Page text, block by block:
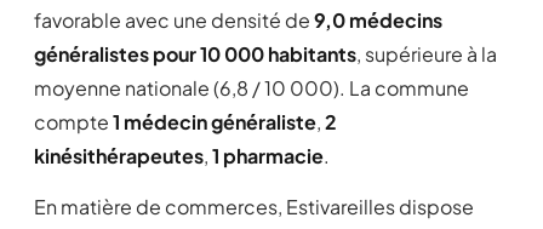
favorable avec une densité de9,0 médecins
généralistes pour 10 000 habitants, supérieure à la
moyenne nationale (6,8 / 10 000). La commune
compte1 médecin généraliste,2
kinésithérapeutes,1 pharmacie.
En matière de commerces, Estivareilles dispose